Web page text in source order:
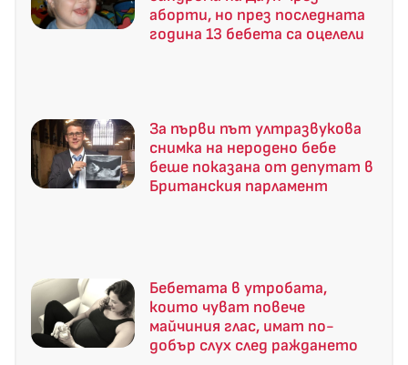
аборти, но през последната
година 13 бебета са оцелели
За първи път ултразвукова
снимка на неродено бебе
беше показана от депутат в
Британския парламент
Бебетата в утробата,
които чуват повече
майчиния глас, имат по-
добър слух след раждането